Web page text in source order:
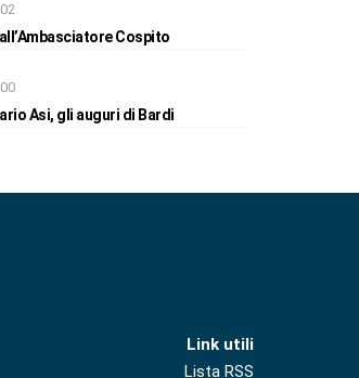
Cospito
Asi, gli auguri di Bardi
Link utili
Lista RSS